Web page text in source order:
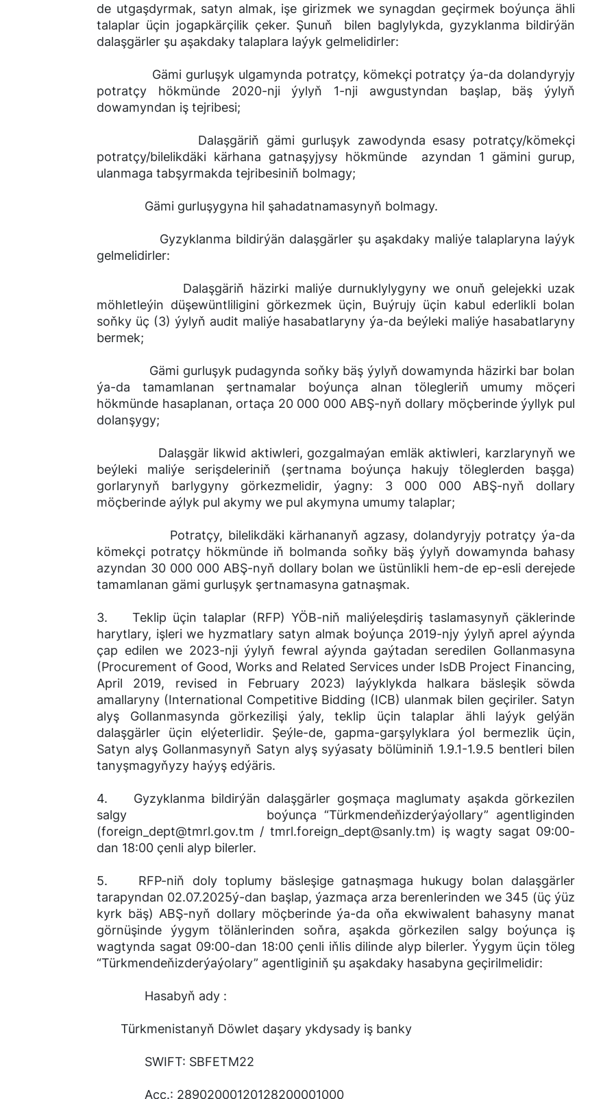
de utgaşdyrmak, satyn almak, işe girizmek we synagdan geçirmek boýunça ähli
talaplar üçin jogapkärçilik çeker. Şunuň bilen baglylykda, gyzyklanma bildirýän
dalaşgärler şu aşakdaky talaplara laýyk gelmelidirler:
Gämi gurluşyk ulgamynda potratçy, kömekçi potratçy ýa-da dolandyryjy
potratçy hökmünde 2020-nji ýylyň 1-nji awgustyndan başlap, bäş ýylyň
dowamyndan iş tejribesi;
Dalaşgäriň gämi gurluşyk zawodynda esasy potratçy/kömekçi
potratçy/bilelikdäki kärhana gatnaşyjysy hökmünde azyndan 1 gämini gurup,
ulanmaga tabşyrmakda tejribesiniň bolmagy;
Gämi gurluşygyna hil şahadatnamasynyň bolmagy.
Gyzyklanma bildirýän dalaşgärler şu aşakdaky maliýe talaplaryna laýyk
gelmelidirler:
Dalaşgäriň häzirki maliýe durnuklylygyny we onuň gelejekki uzak
möhletleýin düşewüntliligini görkezmek üçin, Buýrujy üçin kabul ederlikli bolan
soňky üç (3) ýylyň audit maliýe hasabatlaryny ýa-da beýleki maliýe hasabatlaryny
bermek;
Gämi gurluşyk pudagynda soňky bäş ýylyň dowamynda häzirki bar bolan
ýa-da tamamlanan şertnamalar boýunça alnan tölegleriň umumy möçeri
hökmünde hasaplanan, ortaça 20 000 000 ABŞ-nyň dollary möçberinde ýyllyk pul
dolanşygy;
Dalaşgär likwid aktiwleri, gozgalmaýan emläk aktiwleri, karzlarynyň we
beýleki maliýe serişdeleriniň (şertnama boýunça hakujy töleglerden başga)
gorlarynyň barlygyny görkezmelidir, ýagny: 3 000 000 ABŞ-nyň dollary
möçberinde aýlyk pul akymy we pul akymyna umumy talaplar;
Potratçy, bilelikdäki kärhananyň agzasy, dolandyryjy potratçy ýa-da
kömekçi potratçy hökmünde iň bolmanda soňky bäş ýylyň dowamynda bahasy
azyndan 30 000 000 ABŞ-nyň dollary bolan we üstünlikli hem-de ep-esli derejede
tamamlanan gämi gurluşyk şertnamasyna gatnaşmak.
3. Teklip üçin talaplar (RFP) YÖB-niň maliýeleşdiriş taslamasynyň çäklerinde
harytlary, işleri we hyzmatlary satyn almak boýunça 2019-njy ýylyň aprel aýynda
çap edilen we 2023-nji ýylyň fewral aýynda gaýtadan seredilen Gollanmasyna
(Procurement of Good, Works and Related Services under IsDB Project Financing,
April 2019, revised in February 2023) laýyklykda halkara bäsleşik söwda
amallaryny (International Competitive Bidding (ICB) ulanmak bilen geçiriler. Satyn
alyş Gollanmasynda görkezilişi ýaly, teklip üçin talaplar ähli laýyk gelýän
dalaşgärler üçin elýeterlidir. Şeýle-de, gapma-garşylyklara ýol bermezlik üçin,
Satyn alyş Gollanmasynyň Satyn alyş syýasaty bölüminiň 1.9.1-1.9.5 bentleri bilen
tanyşmagyňyzy haýyş edýäris.
4. Gyzyklanma bildirýän dalaşgärler goşmaça maglumaty aşakda görkezilen
salgy boýunça “Türkmendeňizderýaýollary” agentliginden
(foreign_dept@tmrl.gov.tm / tmrl.foreign_dept@sanly.tm) iş wagty sagat 09:00-
dan 18:00 çenli alyp bilerler.
5. RFP-niň doly toplumy bäsleşige gatnaşmaga hukugy bolan dalaşgärler
tarapyndan 02.07.2025ý-dan başlap, ýazmaça arza berenlerinden we 345 (üç ýüz
kyrk bäş) ABŞ-nyň dollary möçberinde ýa-da oňa ekwiwalent bahasyny manat
görnüşinde ýygym tölänlerinden soňra, aşakda görkezilen salgy boýunça iş
wagtynda sagat 09:00-dan 18:00 çenli iňlis dilinde alyp bilerler. Ýygym üçin töleg
“Türkmendeňizderýaýolary” agentliginiň şu aşakdaky hasabyna geçirilmelidir:
Hasabyň ady :
Türkmenistanyň Döwlet daşary ykdysady iş banky
SWIFT: SBFETM22
Acc.: 28902000120128200001000